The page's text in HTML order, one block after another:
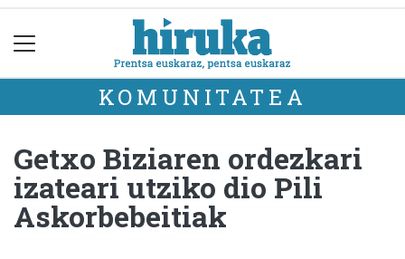
KOMUNITATEA
Getxo Biziaren ordezkari
izateari utziko dio Pili
Askorbebeitiak